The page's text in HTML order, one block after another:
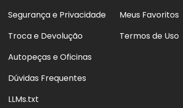
Segurança e Privacidade
Troca e Devolução
Autopeças e Oficinas
Dúvidas Frequentes
LLMs.txt
Meus Favoritos
Termos de Uso